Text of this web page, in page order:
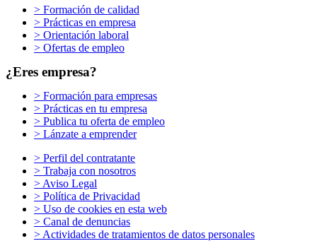
> Formación de calidad
> Prácticas en empresa
> Orientación laboral
> Ofertas de empleo
¿Eres empresa?
> Formación para empresas
> Prácticas en tu empresa
> Publica tu oferta de empleo
> Lánzate a emprender
> Perfil del contratante
> Trabaja con nosotros
> Aviso Legal
> Política de Privacidad
> Uso de cookies en esta web
> Canal de denuncias
> Actividades de tratamientos de datos personales